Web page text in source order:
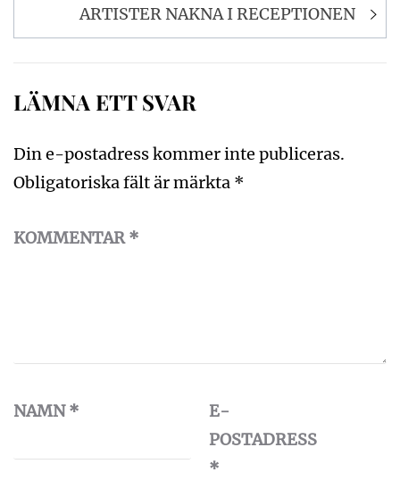
ARTISTER NAKNA I RECEPTIONEN
LÄMNA ETT SVAR
Din e-postadress kommer inte publiceras.
Obligatoriska fält är märkta *
KOMMENTAR*
NAMN*
E-
POSTADRESS
*